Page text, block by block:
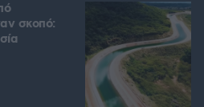
σκοπό: